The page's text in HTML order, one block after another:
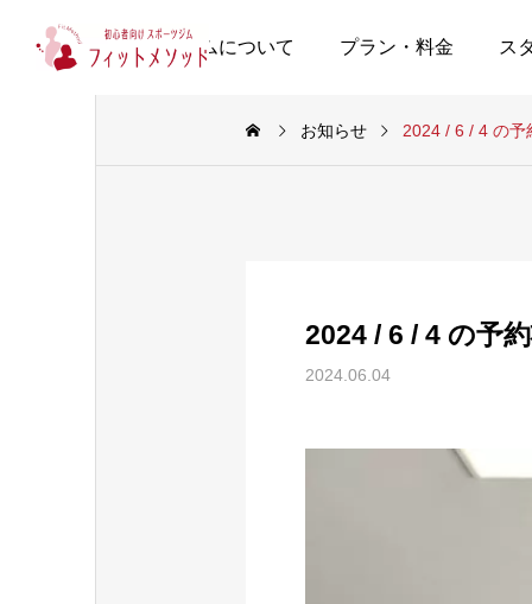
当ジムについて プラン・料金 ス
お知らせ 2024 / 6 / 4 の予
2024 / 6 / 4 の予
2024.06.04